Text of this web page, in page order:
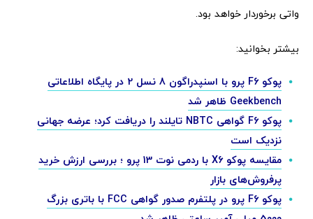
واتی برخوردار خواهد بود.
بیشتر بخوانید:
پوکو F6 پرو با اسنپدراگون 8 نسل 2 در پایگاه اطلاعاتی
Geekbench ظاهر شد
پوکو F6 گواهی NBTC تایلند را دریافت کرد؛ عرضه جهانی
نزدیک است
مقایسه پوکو X6 با ردمی نوت 13 پرو ؛ بررسی ارزش خرید
پرفروش‌های بازار
پوکو F6 پرو در پلتفرم صدور گواهی FCC با باتری بزرگ